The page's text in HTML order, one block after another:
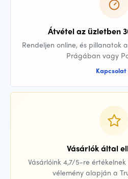
Átvétel az üzletben
Rendeljen online, és pillanatok
Prágában vagy
Kapcsolat
Vásárlók által
Vásárlóink 4,7/5-re
vélemény alapján a